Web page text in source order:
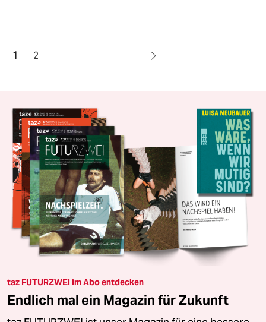
1 2
taz FUTURZWEI im Abo entdecken
Endlich mal ein Magazin für Zukunft